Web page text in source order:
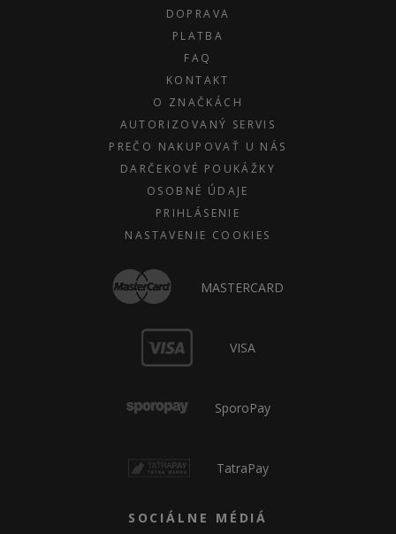
DOPRAVA
PLATBA
FAQ
KONTAKT
O ZNAČKÁCH
AUTORIZOVANÝ SERVIS
PREČO NAKUPOVAŤ U NÁS
DARČEKOVÉ POUKÁŽKY
OSOBNÉ ÚDAJE
PRIHLÁSENIE
NASTAVENIE COOKIES
MASTERCARD
VISA
SporoPay
TatraPay
SOCIÁLNE MÉDIÁ